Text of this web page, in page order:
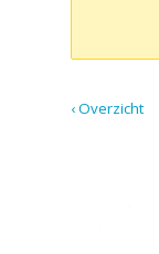
‹ Overzicht